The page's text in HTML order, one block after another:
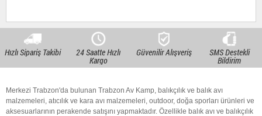
Hızlı Sipariş Takibi 24 Saatte Hızlı
Kargo
Güvenilir Alışveriş SMS Destekli
Bildirim
Merkezi Trabzon'da bulunan Trabzon Av Kamp, balıkçılık ve balık avı
malzemeleri, atıcılık ve kara avı malzemeleri, outdoor, doğa sporları ürünleri ve
aksesuarlarının perakende satışını yapmaktadır. Özellikle balık avı ve balıkçılık